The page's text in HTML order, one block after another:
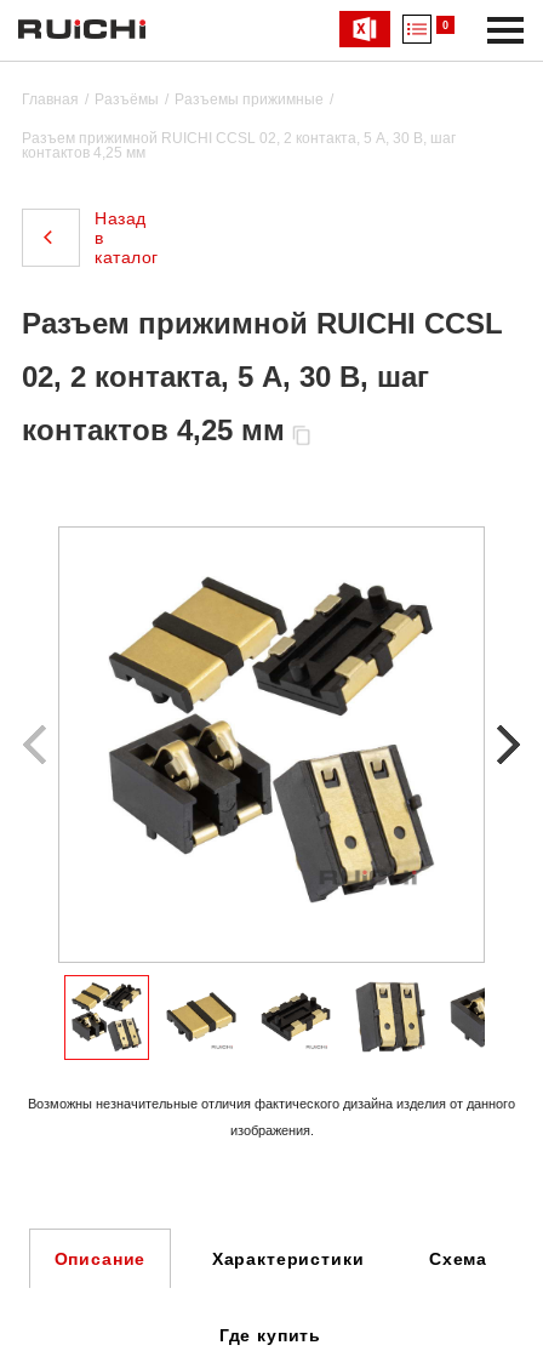
0
Главная Разъёмы Разъемы прижимные
Разъем прижимной RUICHI CCSL 02, 2 контакта, 5 А, 30 В, шаг
контактов 4,25 мм
Назад
в
каталог
Разъем прижимной RUICHI CCSL
02, 2 контакта, 5 А, 30 В, шаг
контактов 4,25 мм
Возможны незначительные отличия фактического дизайна изделия от данного
изображения.
Описание Характеристики Схема
Где купить